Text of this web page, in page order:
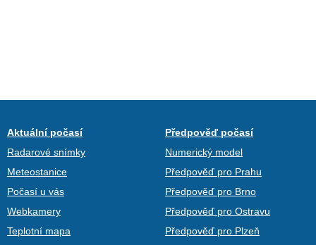
Aktuální počasí
Radarové snímky
Meteostanice
Počasí u vás
Webkamery
Teplotní mapa
Předpověď počasí
Numerický model
Předpověď pro Prahu
Předpověď pro Brno
Předpověď pro Ostravu
Předpověď pro Plzeň